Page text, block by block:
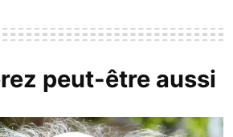
peut-être aussi